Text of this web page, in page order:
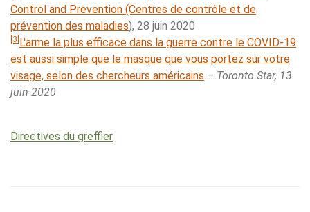
Control and Prevention (Centres de contrôle et de
prévention des maladies), 28 juin 2020
[3] L'arme la plus efficace dans la guerre contre le COVID-19
est aussi simple que le masque que vous portez sur votre
visage, selon des chercheurs américains – Toronto Star, 13
juin 2020
Directives du greffier